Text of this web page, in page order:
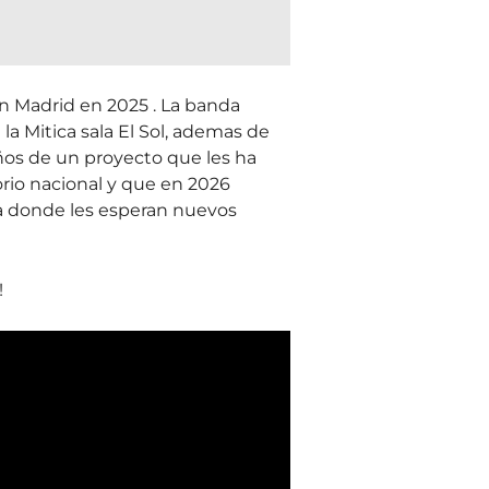
en 2025 . La banda
Mitica sala El Sol, ademas de
de un proyecto que les ha
nacional y que en 2026
les esperan nuevos